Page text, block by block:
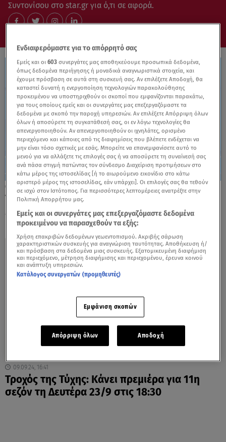
Συντονίσου στο star.gr για ό,τι σε αφορά.
26.11.24, 20:00
Τροχός της Τύχης: Θα λύσεις τον γρίφο; Η
Μαριλού έφτασε πολύ κοντά
09.09.24, 16:41
Τροχός της Τύχης: Κάνει πρεμιέρα για 11η
σεζόν τη Δευτέρα 23/9 στις 18:30
Ενδιαφερόμαστε για το απόρρητό σας
Εμείς και οι603 συνεργάτες μας αποθηκεύουμε προσωπικά δεδομένα,
όπως δεδομένα περιήγησης ή μοναδικά αναγνωριστικά στοιχεία, και
έχουμε πρόσβαση σε αυτά στη συσκευή σας. Αν επιλέξετε Αποδοχή, θα
καταστεί δυνατή η ενεργοποίηση τεχνολογιών παρακολούθησης
προκειμένου να υποστηριχθούν οι σκοποί που εμφανίζονται παρακάτω,
για τους οποίους εμείς και οι συνεργάτες μας επεξεργαζόμαστε τα
δεδομένα με σκοπό την παροχή υπηρεσιών. Αν επιλέξετε Απόρριψη όλων
όλων ή αποσύρετε τη συγκατάθεσή σας, οι εν λόγω τεχνολογίες θα
απενεργοποιηθούν. Αν απενεργοποιηθούν οι ιχνηλάτες, ορισμένο
περιεχόμενο και κάποιες από τις διαφημίσεις που βλέπετε ενδέχεται να
μην είναι τόσο σχετικές με εσάς. Μπορείτε να επανεμφανίσετε αυτό το
μενού για να αλλάξετε τις επιλογές σας ή να αποσύρετε τη συναίνεσή σας
ανά πάσα στιγμή πατώντας τον σύνδεσμο Διαχείριση προτιμήσεων στο
κάτω μέρος της ιστοσελίδας [ή το αιωρούμενο εικονίδιο στο κάτω
αριστερό μέρος της ιστοσελίδας, εάν υπάρχει]. Οι επιλογές σας θα τεθούν
σε ισχύ στον Ιστότοπος. Για περισσότερες λεπτομέρειες ανατρέξτε στην
Πολιτική Απορρήτου μας.
Εμείς και οι συνεργάτες μας επεξεργαζόμαστε δεδομένα
προκειμένου να παρασχεθούν τα εξής:
Χρήση επακριβών δεδομένων γεωεντοπισμού. Ακριβής σάρωση
χαρακτηριστικών συσκευής για αναγνώριση ταυτότητας. Αποθήκευση ή/
και πρόσβαση στα δεδομένα μιας συσκευής. Εξατομικευμένη διαφήμιση
και περιεχόμενο, μέτρηση διαφήμισης και περιεχομένου, έρευνα κοινού
και ανάπτυξη υπηρεσιών.
Κατάλογος συνεργατών (προμηθευτές)
Εμφάνιση σκοπών
Απόρριψη όλων Αποδοχή